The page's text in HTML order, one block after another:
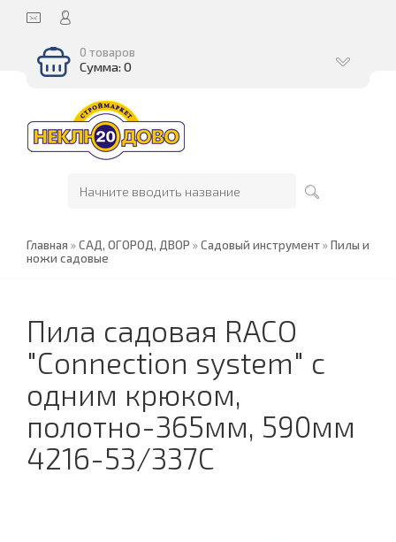
0 товаров
Сумма: 0
Главная »САД, ОГОРОД, ДВОР »Садовый инструмент»Пилы и
ножи садовые
Пила садовая RACO
"Connection system" с
одним крюком,
полотно-365мм, 590мм
4216-53/337C